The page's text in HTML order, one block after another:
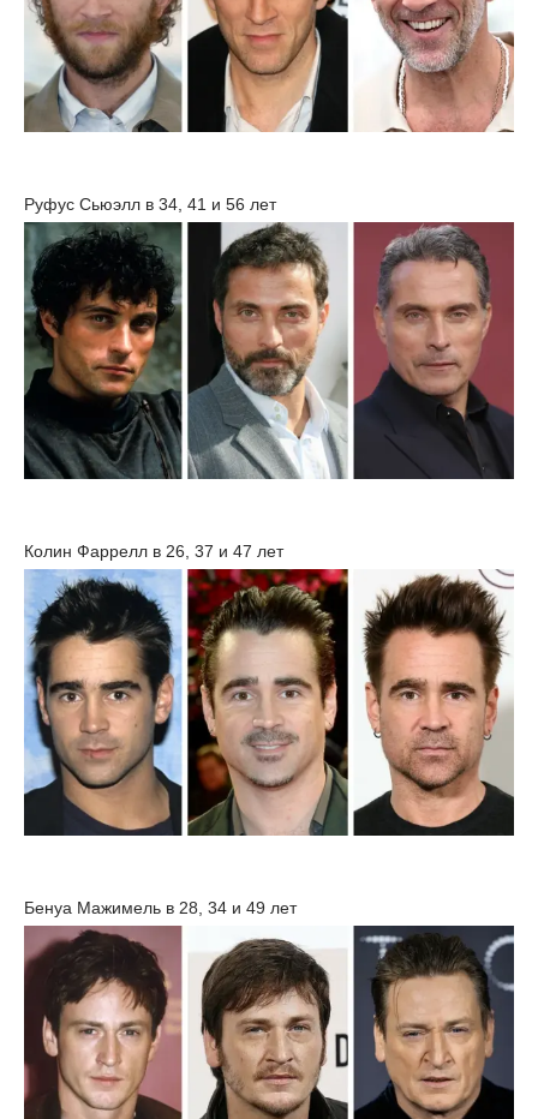
Руфус Сьюэлл в 34, 41 и 56 лет
Колин Фаррелл в 26, 37 и 47 лет
Бенуа Мажимель в 28, 34 и 49 лет